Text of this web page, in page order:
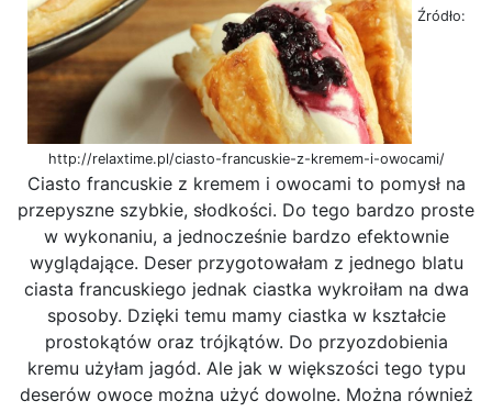
Źródło:
http://relaxtime.pl/ciasto-francuskie-z-kremem-i-owocami/
Ciasto francuskie z kremem i owocami to pomysł na
przepyszne szybkie, słodkości. Do tego bardzo proste
w wykonaniu, a jednocześnie bardzo efektownie
wyglądające. Deser przygotowałam z jednego blatu
ciasta francuskiego jednak ciastka wykroiłam na dwa
sposoby. Dzięki temu mamy ciastka w kształcie
prostokątów oraz trójkątów. Do przyozdobienia
kremu użyłam jagód. Ale jak w większości tego typu
deserów owoce można użyć dowolne. Można również